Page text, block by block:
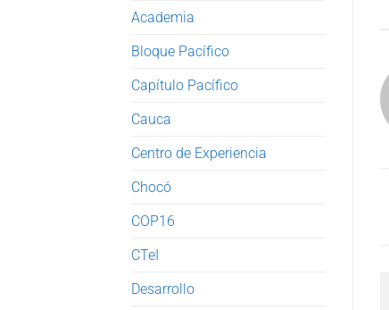
Academia
Bloque Pacífico
Capítulo Pacífico
Cauca
Centro de Experiencia
Chocó
COP16
CTeI
Desarrollo